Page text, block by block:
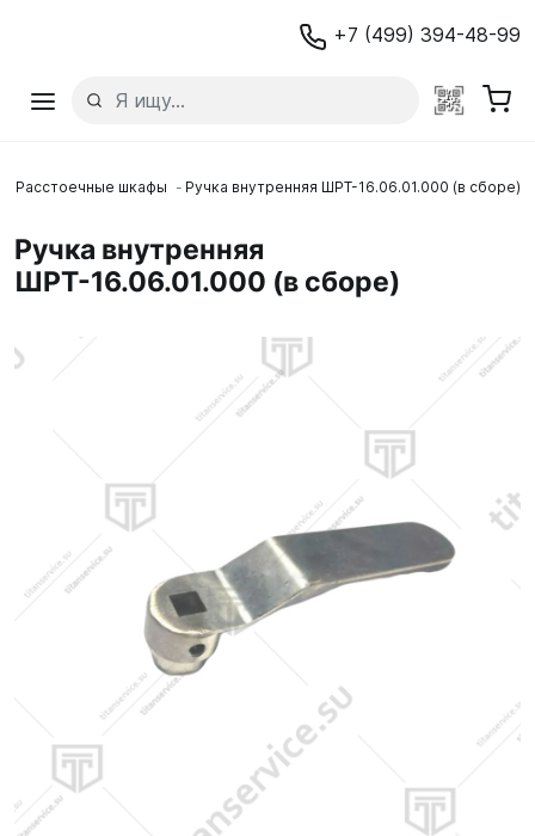
+7 (499) 394-48-99
Расстоечные шкафы Ручка внутренняя ШРТ-16.06.01.000 (в сборе)
Ручка внутренняя
ШРТ-16.06.01.000 (в сборе)